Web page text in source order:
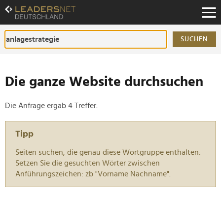
Zum
Inhalt
Zur
Fußzeilen-
Navigation
SUCHEN
Die ganze Website durchsuchen
Die Anfrage ergab 4 Treffer.
Tipp
Seiten suchen, die genau diese Wortgruppe enthalten:
Setzen Sie die gesuchten Wörter zwischen
Anführungszeichen: zb "Vorname Nachname".